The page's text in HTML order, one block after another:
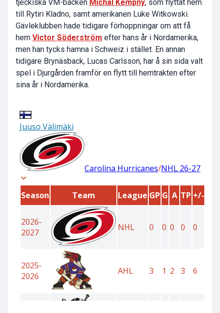
tjeckiska VM-backen Michal Kempny, som flyttat hem
till Rytiri Kladno, samt amerikanen Luke Witkowski.
Gävleklubben hade tidigare förhoppningar om att få
hem Victor Söderström efter hans år i Nordamerika,
men han tycks hamna i Schweiz i stället. En annan
tidigare Brynäsback, Lucas Carlsson, har å sin sida valt
spel i Djurgården framför en flytt till hemtrakten efter
sina år i Nordamerika.